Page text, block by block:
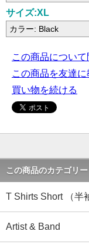
サイズ:XL
カラー: Black
この商品につい
この商品を友達に
買い物を続ける
この商品のカテゴリー
T Shirts Short （半
Artist & Band